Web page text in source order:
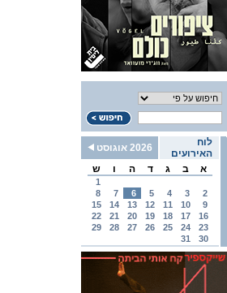
לוח
האירועים
2026 אוגוסט
א
ב ג ד ה ו ש
1
2
3
4
5
6
7
8
9
10
11
12
13
14
15
16
17
18
19
20
21
22
23
24
25
26
27
28
29
30
31